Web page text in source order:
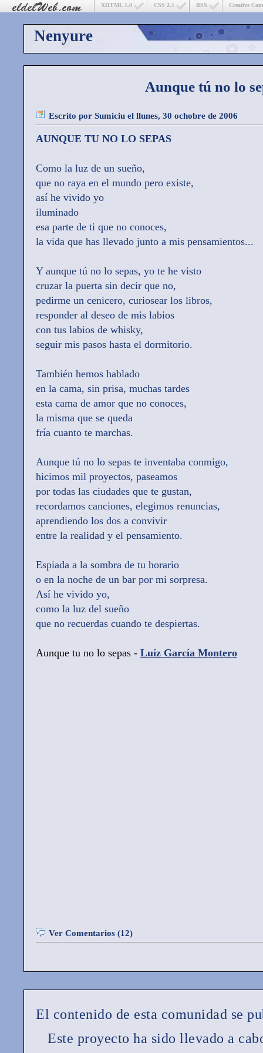
Creative
RSS
CSS 2.1
XHTML 1.0
Nenyure
Aunque tú no lo
Escrito por Sumiciu el llunes, 30 ochobre de 2006
AUNQUE TU NO LO SEPAS
Como la luz de un sueño,
que no raya en el mundo pero existe,
así he vivido yo
iluminado
esa parte de ti que no conoces,
la vida que has llevado junto a mis pensamientos...
Y aunque tú no lo sepas, yo te he visto
cruzar la puerta sin decir que no,
pedirme un cenicero, curiosear los libros,
responder al deseo de mis labios
con tus labios de whisky,
seguir mis pasos hasta el dormitorio.
También hemos hablado
en la cama, sin prisa, muchas tardes
esta cama de amor que no conoces,
la misma que se queda
fría cuanto te marchas.
Aunque tú no lo sepas te inventaba conmigo,
hicimos mil proyectos, paseamos
por todas las ciudades que te gustan,
recordamos canciones, elegimos renuncias,
aprendiendo los dos a convivir
entre la realidad y el pensamiento.
Espiada a la sombra de tu horario
o en la noche de un bar por mi sorpresa.
Así he vivido yo,
como la luz del sueño
que no recuerdas cuando te despiertas.
Aunque tu no lo sepas - Luíz García Montero
Ver Comentarios (12)
El contenido de esta comunidad se
Este proyecto ha sido llevado a